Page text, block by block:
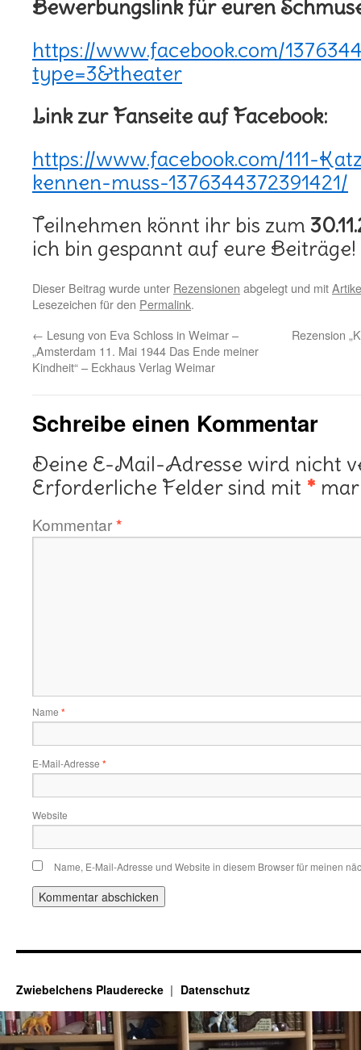
Bewerbungslink für euren
https://www.facebook.com/
type=3&theater
Link zur Fanseite auf Facebook:
https://www.facebook.com/111-
kennen-muss-1376344372391421/
Teilnehmen könnt ihr bis zum
ich bin gespannt auf eure Beiträge!
Dieser Beitrag wurde unter Rezensionen abgelegt und mit
Lesezeichen für den Permalink.
← Lesung von Eva Schloss in Weimar –
„Amsterdam 11. Mai 1944 Das Ende meiner
Kindheit“ – Eckhaus Verlag Weimar
Rezension
Schreibe einen Kommentar
Deine E-Mail-Adresse wird nicht
Erforderliche Felder sind mit *
Kommentar*
Name *
E-Mail-Adresse *
Website
Name, E-Mail-Adresse und Website in diesem Browser für meinen
Zwiebelchens Plauderecke Datenschutz